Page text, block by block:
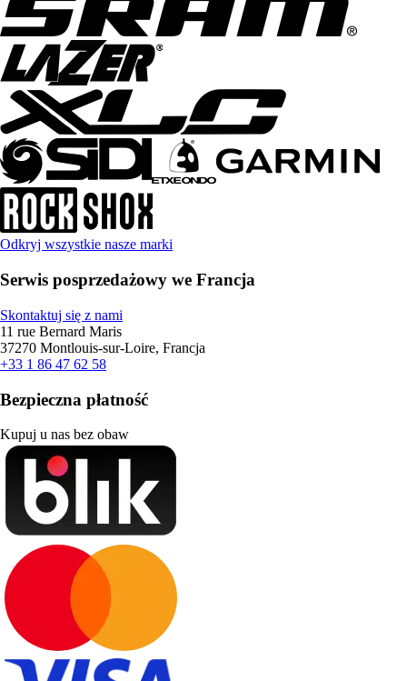
Odkryj wszystkie nasze marki
Serwis posprzedażowy we Francja
Skontaktuj się z nami
11 rue Bernard Maris
37270 Montlouis-sur-Loire, Francja
+33 1 86 47 62 58
Bezpieczna płatność
Kupuj u nas bez obaw